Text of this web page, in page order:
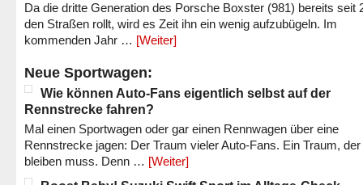
Da die dritte Generation des Porsche Boxster (981) bereits seit
den Straßen rollt, wird es Zeit ihn ein wenig aufzubügeln. Im
kommenden Jahr … [Weiter]
Neue Sportwagen:
Wie können Auto-Fans eigentlich selbst auf der
Rennstrecke fahren?
Mal einen Sportwagen oder gar einen Rennwagen über eine
Rennstrecke jagen: Der Traum vieler Auto-Fans. Ein Traum,
bleiben muss. Denn … [Weiter]